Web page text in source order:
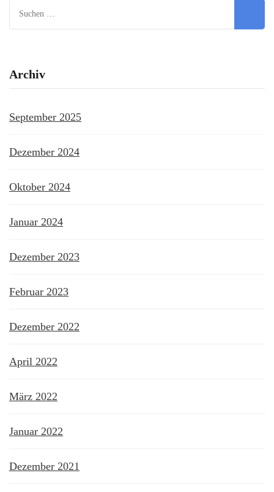
Suchen
nach:
Archiv
September 2025
Dezember 2024
Oktober 2024
Januar 2024
Dezember 2023
Februar 2023
Dezember 2022
April 2022
März 2022
Januar 2022
Dezember 2021